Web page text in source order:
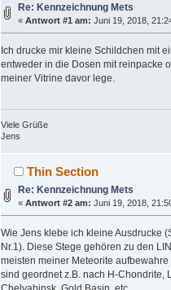
Re: Kennzeichnung Mets
«Antwort #1 am: Juni 19, 2018,
Ich drucke mir kleine Schildchen mit
entweder in die Dosen mit reinpacke
meiner Vitrine davor lege.
Viele Grüße
Jens
Thin Section
Re: Kennzeichnung Mets
«Antwort #2 am: Juni 19, 2018,
Wie Jens klebe ich kleine Ausdrucke
Nr.1). Diese Stege gehören zu den
meisten meiner Meteorite
sind geordnet z.B. nach H-Chondrite,